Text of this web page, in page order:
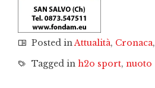
Posted inAttualità, Cronaca,
Tagged in h2o sport, nuoto